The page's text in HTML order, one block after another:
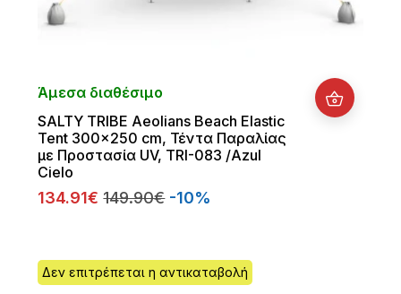
Άμεσα διαθέσιμο
SALTY TRIBE Aeolians Beach Elastic
Tent 300x250 cm, Τέντα Παραλίας
με Προστασία UV, TRI-083 /Azul
Cielo
134.91€ 149.90€ -10%
Δεν επιτρέπεται η αντικαταβολή